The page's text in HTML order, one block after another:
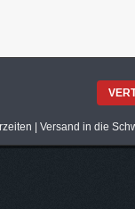
Versand in die